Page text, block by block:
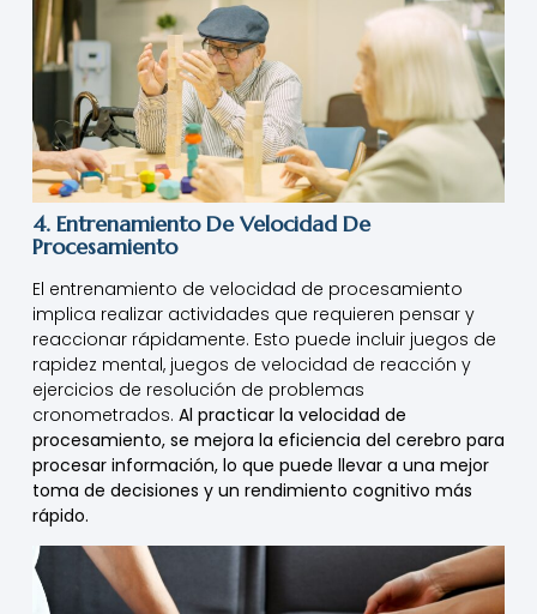
4. Entrenamiento De Velocidad De
Procesamiento
El entrenamiento de velocidad de procesamiento
implica realizar actividades que requieren pensar y
reaccionar rápidamente. Esto puede incluir juegos de
rapidez mental, juegos de velocidad de reacción y
ejercicios de resolución de problemas
cronometrados. Al practicar la velocidad de
procesamiento, se mejora la eficiencia del cerebro para
procesar información, lo que puede llevar a una mejor
toma de decisiones y un rendimiento cognitivo más
rápido.